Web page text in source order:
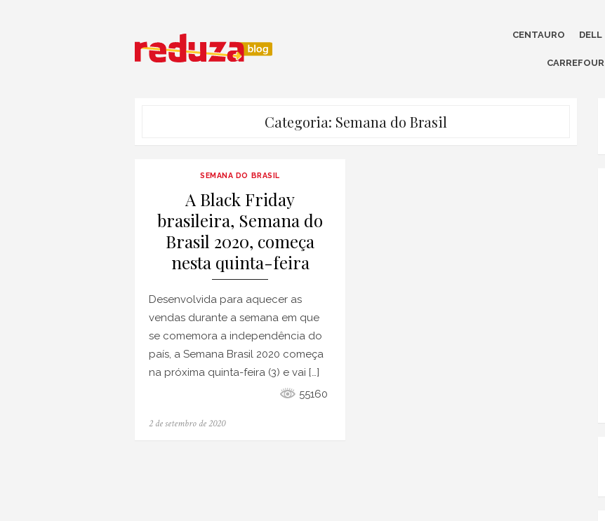
CENTAURO DELL
CARREFOUR
Categoria: Semana do Brasil
SEMANA DO BRASIL
A Black Friday
brasileira, Semana do
Brasil 2020, começa
nesta quinta-feira
Desenvolvida para aquecer as
vendas durante a semana em que
se comemora a independência do
país, a Semana Brasil 2020 começa
na próxima quinta-feira (3) e vai […]
55160
Posted
2 de setembro de 2020